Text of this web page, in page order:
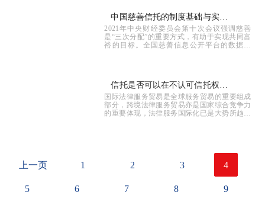
中国慈善信托的制度基础与实践
发展
2021年中央财经委员会第十次会议强调慈善
是“三次分配”的重要方式，有助于实现共同富
裕的目标。全国慈善信息公开平台的数据显
信托是否可以在不认可信托权益
的法域存在？ ——跨法域信托
的有效性
国际法律服务贸易是全球服务贸易的重要组成
部分，跨境法律服务贸易亦是国家综合竞争力
的重要体现，法律服务国际化已是大势所趋。
上一页 1 2 3 4
5 6 7 8 9